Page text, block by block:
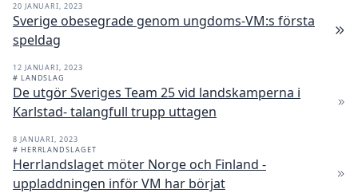
20 JANUARI, 2023
Sverige obesegrade genom ungdoms-VM:s första
speldag
12 JANUARI, 2023
# LANDSLAG
De utgör Sveriges Team 25 vid landskamperna i
Karlstad- talangfull trupp uttagen
8 JANUARI, 2023
# HERRLANDSLAGET
Herrlandslaget möter Norge och Finland -
uppladdningen inför VM har börjat